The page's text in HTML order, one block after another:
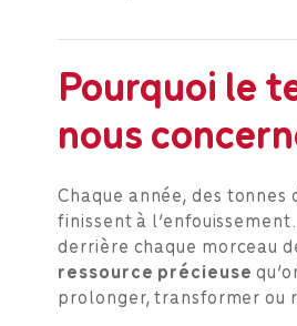
Pourquoi le
nous
Chaque année, des tonnes
finissent à
derrière chaque morceau
ressource précieuse
prolonger, transformer ou